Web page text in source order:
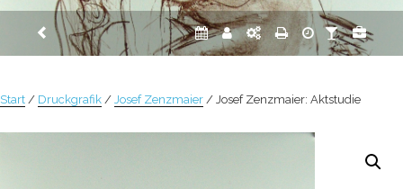
Start / Druckgrafik / Josef Zenzmaier / Josef Zenzmaier: Aktstudie